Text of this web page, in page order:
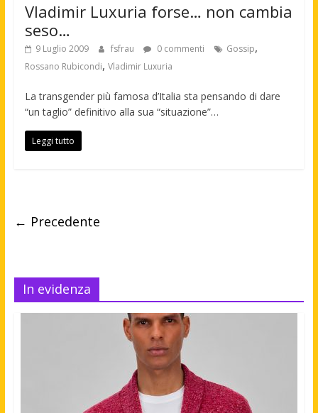
Vladimir Luxuria forse… non cambia
seso…
9 Luglio 2009 fsfrau 0 commenti Gossip,
Rossano Rubicondi, Vladimir Luxuria
La transgender più famosa d’Italia sta pensando di dare
“un taglio” definitivo alla sua “situazione”…
Leggi tutto
← Precedente
In evidenza